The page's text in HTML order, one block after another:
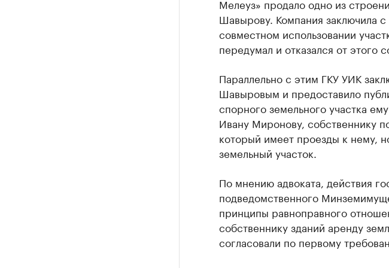
Мелеуз» продало одно из
Шавырову. Компания заключила
совместном использовании
передумал и отказался от этого
Параллельно с этим ГКУ УИК
Шавыровым и предоставило
спорного земельного участка
Ивану Миронову, собственнику
который имеет проезды к нему,
земельный участок.
По мнению адвоката, действия
подведомственного
принципы равноправного
собственнику зданий аренду
согласовали по первому